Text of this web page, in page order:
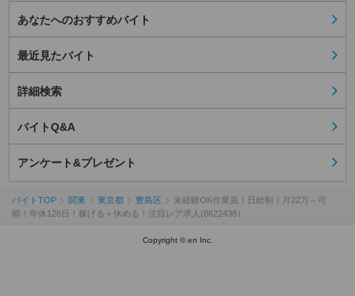
あなたへのおすすめバイト
最近見たバイト
詳細検索
バイトQ&A
アンケート&プレゼント
バイトTOP 関東 東京都 豊島区
未経験OK作業員｜日給制｜月22万～可
能！年休126日！稼げる＋休める！注目レア求人(8622438）
Copyright © en Inc.